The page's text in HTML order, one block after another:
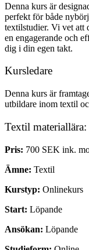
Denna kurs är
perfekt för både
textilstudier. Vi vet att
en engagerande och
dig i din egen takt.
Kursledare
Denna kurs är
utbildare inom textil
Textil
Pris: 700 SEK ink.
Ämne: Textil
Kurstyp: Onlinekurs
Start: Löpande
Ansökan: Löpande